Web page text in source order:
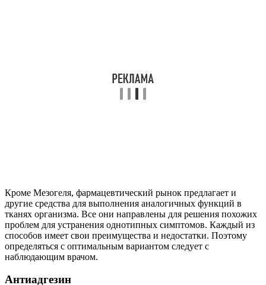
Кроме Мезогеля, фармацевтический рынок предлагает и
другие средства для выполнения аналогичных функций в
тканях организма. Все они направлены для решения похожих
проблем для устранения однотипных симптомов. Каждый из
способов имеет свои преимущества и недостатки. Поэтому
определяться с оптимальным вариантом следует с
наблюдающим врачом.
Антиадгезин